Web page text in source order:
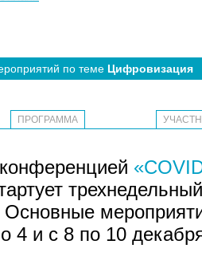
по теме Цифровизация
ПРОГРАММА
4 и с 8 по 10